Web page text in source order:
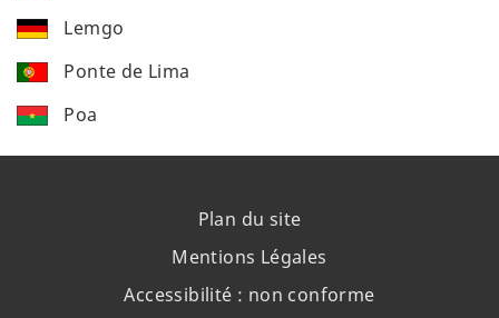
Lemgo
Ponte de Lima
Poa
Plan du site
Mentions Légales
Accessibilité : non conforme